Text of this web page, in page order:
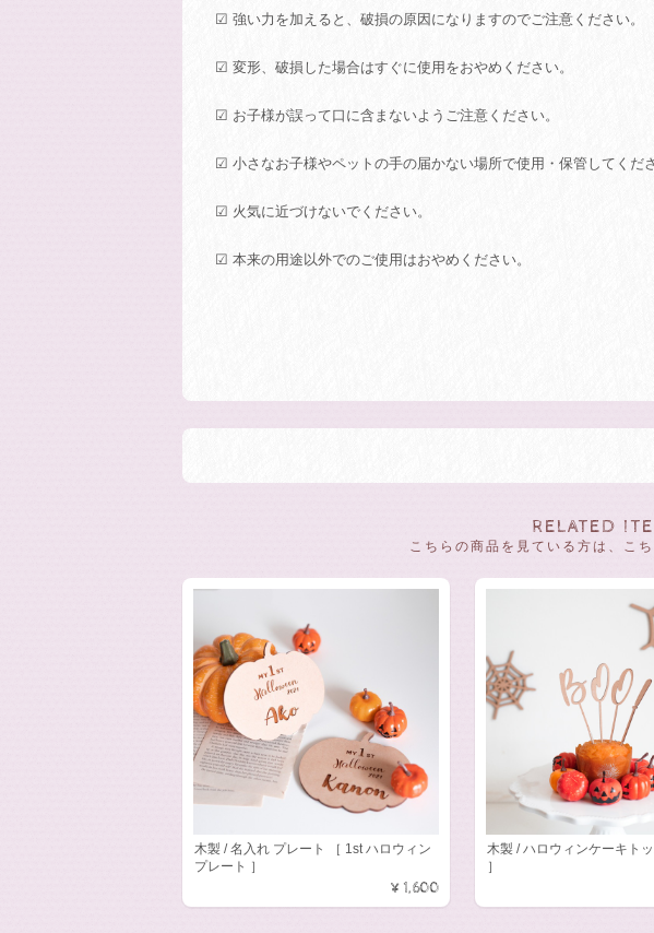
☑ 強い力を加えると、破損の原因になりますのでご注意ください。
☑ 変形、破損した場合はすぐに使用をおやめください。
☑ お子様が誤って口に含まないようご注意ください。
☑ 小さなお子様やペットの手の届かない場所で使用・保管してくださ
☑ 火気に近づけないでください。
☑ 本来の用途以外でのご使用はおやめください。
RELATED
こちらの商品を見ている方は、こ
木製 / 名入れ プレート ［ 1st ハロウィン
プレート ］
¥1,600
木製 / ハロウィンケーキト
］